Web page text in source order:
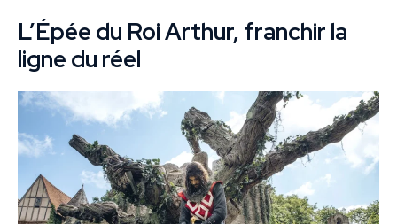
L’Épée du Roi Arthur, franchir la
ligne du réel